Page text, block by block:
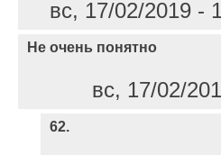
вс, 17/02/2019 -
Не очень понятно
вс, 17/02/
62.